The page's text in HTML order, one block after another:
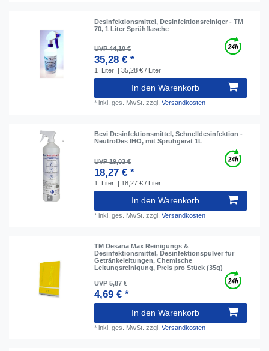
Desinfektionsmittel, Desinfektionsreiniger - TM
70, 1 Liter Sprühflasche
UVP 44,10 €
35,28 € *
1 Liter | 35,28 € / Liter
In den Warenkorb
*inkl. ges. MwSt. zzgl.Versandkosten
Bevi Desinfektionsmittel, Schnelldesinfektion -
NeutroDes IHO, mit Sprühgerät 1L
UVP 19,03 €
18,27 € *
1 Liter | 18,27 € / Liter
In den Warenkorb
*inkl. ges. MwSt. zzgl.Versandkosten
TM Desana Max Reinigungs &
Desinfektionsmittel, Desinfektionspulver für
Getränkeleitungen, Chemische
Leitungsreinigung, Preis pro Stück (35g)
UVP 5,87 €
4,69 € *
In den Warenkorb
*inkl. ges. MwSt. zzgl.Versandkosten